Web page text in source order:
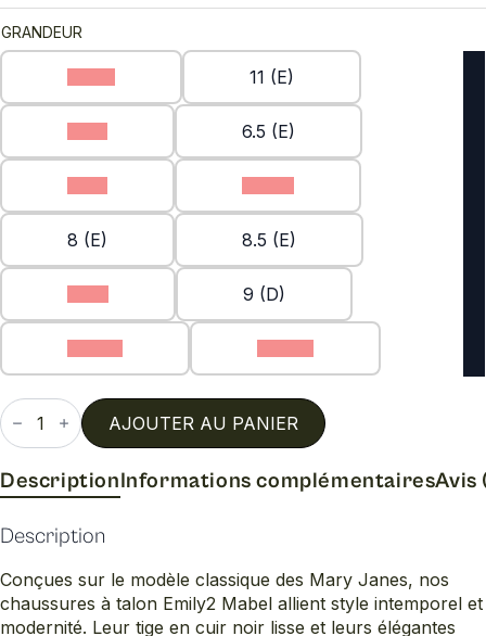
GRANDEUR
11 (E)
6.5 (E)
8 (E) 8.5 (E)
9 (D)
quantité
de
Emily2
w
AJOUTER AU PANIER
DescriptionInformations complémentairesAvis
Description
Conçues sur le modèle classique des Mary Janes, nos
chaussures à talon Emily2 Mabel allient style intemporel et
modernité. Leur tige en cuir noir lisse et leurs élégantes